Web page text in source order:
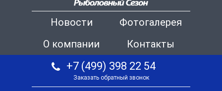
Новости
Фотогалерея
О компании
Контакты
+7 (499) 398 22 54
Заказать обратный звонок